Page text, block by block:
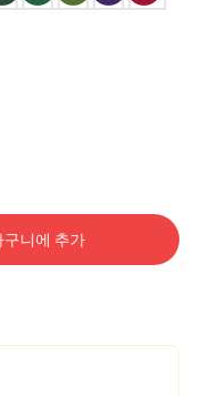
구니에 추가